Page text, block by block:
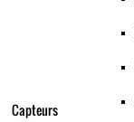
Capteurs